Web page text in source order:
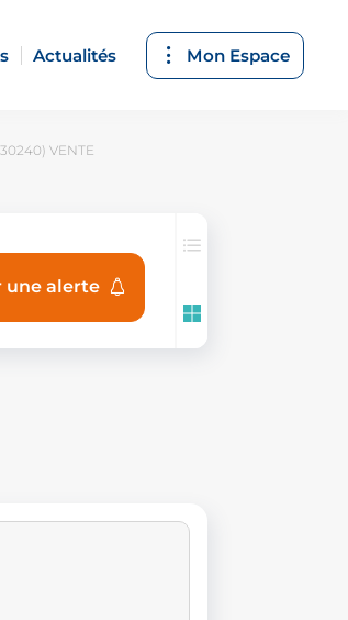
Actualités Mon Espace
VENTE
une alerte